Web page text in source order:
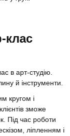
клас
в арт-студію.
й інструменти.
кругом і
зможе
Під час роботи
ліпленням і